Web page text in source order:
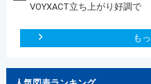
VOYXACT立ち上がり好調で
も